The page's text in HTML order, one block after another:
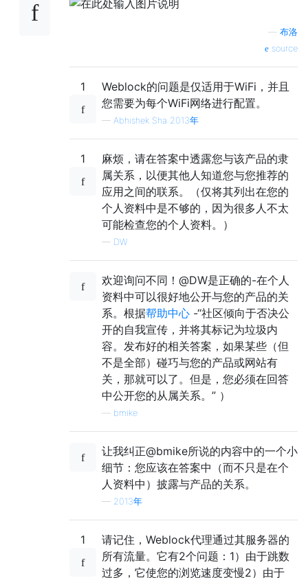
布洛
source
1
Weblock的问题是仅适用于WiFi，并且
您需要为每个WiFi网络进行配置。
— Abhishek Sha 2013年
1
麻烦，请在答案中透露您与该产品的隶
属关系，以便其他人知道您与您推荐的
应用之间的联系。（仅将其列出在您的
个人资料中是不够的，因为很多人不太
可能检查您的个人资料。）
— DW
欢迎询问不同！@DW是正确的-在个人
资料中可以很好地公开与您的产品的关
系。根据帮助中心 -“社区倾向于否决公
开的自我宣传，并将其标记为垃圾内
容。发布好的相关答案，如果某些（但
不是全部）碰巧与您的产品或网站有
关，那就可以了。但是，您必须在回答
中公开您的从属关系。” ）
bmike
让我纠正@bmike所说的内容中的一个小
细节：您应该在答案中（而不只是在个
人资料中）披露与产品的关系。
— 2013年
1
请记住，Weblock代理通过其服务器的
所有流量。它有2个问题：1）由于跳数
过多，它使您的浏览速度变慢2）由于